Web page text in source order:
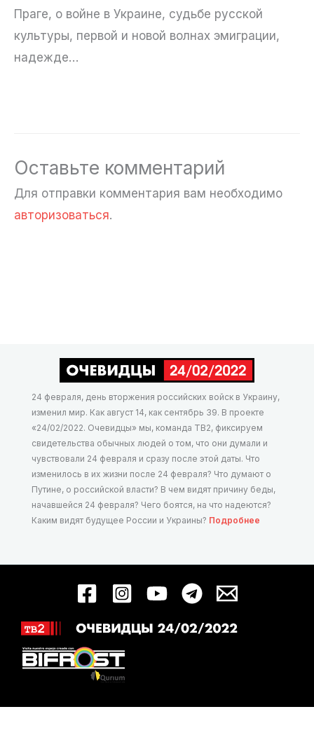
Праге, о войне в Украине, судьбе русской
культуры, первой и новой волнах эмиграции,
надежде…
Оставьте комментарий
Для отправки комментария вам необходимо
авторизоваться.
24 февраля, день вторжения российских войск в Украину,
изменил мир. Как август 14, как сентябрь 39. В проекте
«24/02/2022. Очевидцы» мы, команда ТВ2, фиксируем
свидетельства обычных людей о том, что они думали и
чувствовали 24 февраля и сразу после этой даты. Что
изменилось в их жизни после 24 февраля? Что думают о
Путине, о российской власти? В чем видят причину беды,
начавшейся 24 февраля? Чего боятся, на что надеются?
Каким видят будущее России и Украины? Подробнее